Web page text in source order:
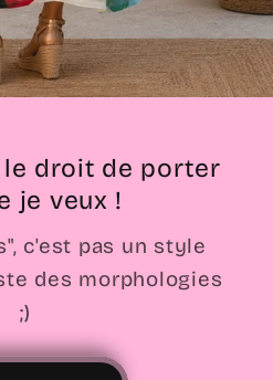
le droit de porter
je veux !
c'est pas un style
des morphologies
;)